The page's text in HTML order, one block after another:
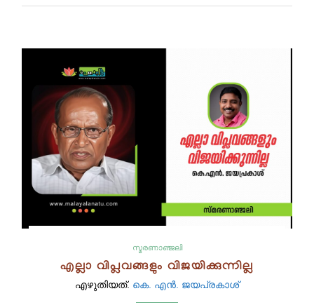
സ്മരണാഞ്ജലി
എല്ലാ വിപ്ലവങ്ങളും വിജയിക്കുന്നില്ല
എഴുതിയത്. കെ. എന്‍. ജയപ്രകാശ്